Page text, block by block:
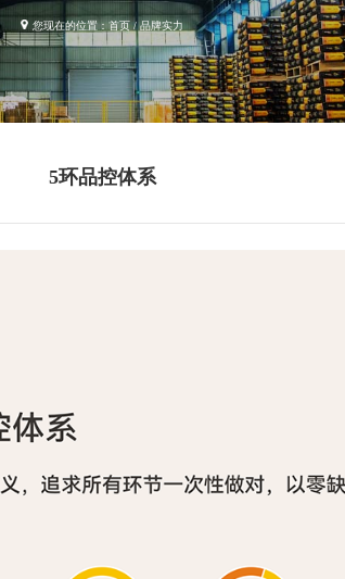
您现在的位置： 首页/ 品牌实力
5环品控体系